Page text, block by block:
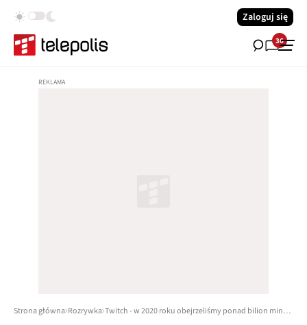
Zaloguj się
36
Strona główna Rozrywka Twitch - w 2020 roku obejrzeliśmy ponad bilion minut transmisji